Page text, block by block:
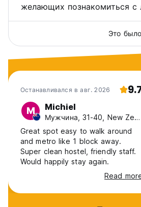
желающих познакомиться с
Это
Останавливался в авг. 2026
M Michiel
Мужчина, 31-40, New Zealand
Great spot easy to walk around
and metro like 1 block away.
Super clean hostel, friendly staff.
Would happily stay again.
Read